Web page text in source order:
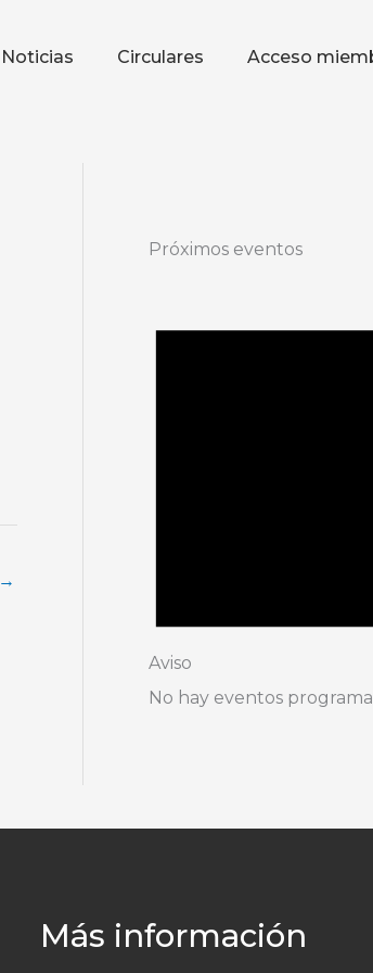
Noticias Circulares Acceso
→
Próximos eventos
Aviso
No hay eventos
Más información